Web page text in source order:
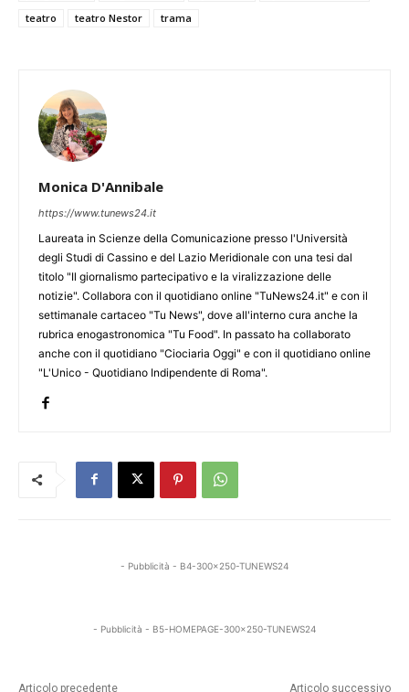
teatro
teatro Nestor trama
Monica D'Annibale
https://www.tunews24.it
Laureata in Scienze della Comunicazione presso l'Università
degli Studi di Cassino e del Lazio Meridionale con una tesi dal
titolo "Il giornalismo partecipativo e la viralizzazione delle
notizie". Collabora con il quotidiano online "TuNews24.it" e con il
settimanale cartaceo "Tu News", dove all'interno cura anche la
rubrica enogastronomica "Tu Food". In passato ha collaborato
anche con il quotidiano "Ciociaria Oggi" e con il quotidiano online
"L'Unico - Quotidiano Indipendente di Roma".
- Pubblicità - B4-300x250-TUNEWS24
- Pubblicità - B5-HOMEPAGE-300x250-TUNEWS24
Articolo precedente Articolo successivo